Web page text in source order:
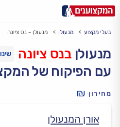
עירעיר: תל אביב, חיפה…
בעלי מקצוע מנעולן מנעולן - נס ציונה
מנעולן בנס ציונה
עם הפיקוח של
מחירון
אורן המנעולן